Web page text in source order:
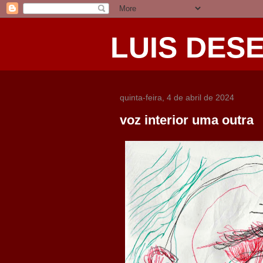
LUIS
quinta-feira, 4 de abril de 2024
voz interior uma outra